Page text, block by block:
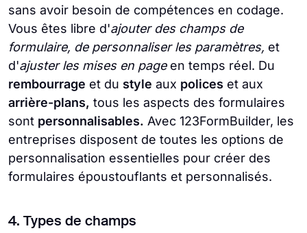
sans avoir besoin de compétences en codage.
Vous êtes libre d'ajouter des champs de
formulaire, de personnaliser les paramètres, et
d'ajuster les mises en pageen temps réel. Du
rembourrage et du style aux polices et aux
arrière-plans, tous les aspects des formulaires
sont personnalisables. Avec 123FormBuilder, les
entreprises disposent de toutes les options de
personnalisation essentielles pour créer des
formulaires époustouflants et personnalisés.
4. Types de champs